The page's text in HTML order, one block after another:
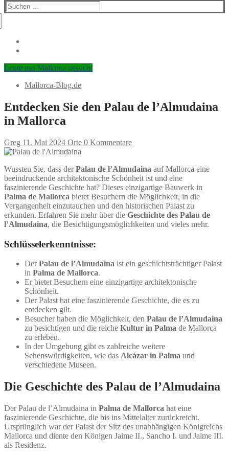
Suchen
nach:
Leute aus Mallorca gesucht
Mallorca-Blog.de
Entdecken Sie den Palau de l’Almudaina
in Mallorca
Greg 11. Mai 2024 Orte 0 Kommentare
Wussten Sie, dass derPalau de l’Almudaina auf Mallorca eine
beeindruckende architektonische Schönheit ist und eine
faszinierende Geschichte hat? Dieses einzigartige Bauwerk in
Palma de Mallorca bietet Besuchern die Möglichkeit, in die
Vergangenheit einzutauchen und den historischen Palast zu
erkunden. Erfahren Sie mehr über die Geschichte des Palau de
l’Almudaina, die Besichtigungsmöglichkeiten und vieles mehr.
Schlüsselerkenntnisse:
DerPalau de l’Almudaina ist ein geschichtsträchtiger Palast
in Palma de Mallorca.
Er bietet Besuchern eine einzigartige architektonische
Schönheit.
Der Palast hat eine faszinierende Geschichte, die es zu
entdecken gilt.
Besucher haben die Möglichkeit, den Palau de l’Almudaina
zu besichtigen und die reiche Kultur in Palma de Mallorca
zu erleben.
In der Umgebung gibt es zahlreiche weitere
Sehenswürdigkeiten, wie das Alcázar in Palma und
verschiedene Museen.
Die Geschichte des Palau de l’Almudaina
Der Palau de l’Almudaina in Palma de Mallorca hat eine
faszinierende Geschichte, die bis ins Mittelalter zurückreicht.
Ursprünglich war der Palast der Sitz des unabhängigen Königreichs
Mallorca und diente den Königen Jaime II., Sancho I. und Jaime III.
als Residenz.